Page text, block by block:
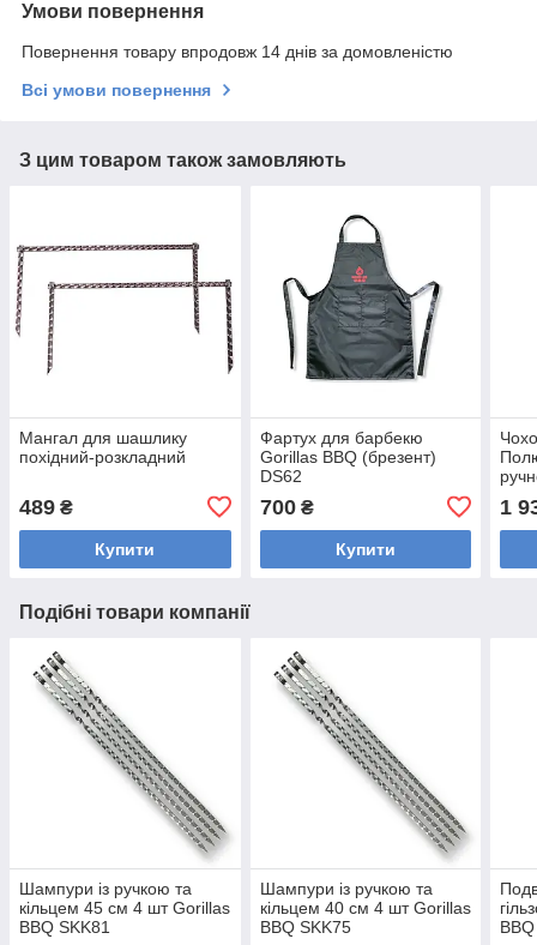
Умови повернення
Повернення товару впродовж 14 днів за домовленістю
Всі умови повернення
З цим товаром також замовляють
Мангал для шашлику
похідний-розкладний
489 ₴
Купити
Фартух для барбекю
Gorillas BBQ (брезент)
DS62
700₴
Купити
1
Подібні товари компанії
Шампури із ручкою та
кільцем 45 см 4 шт Gorillas
BBQ SKK81
Шампури із ручкою та
кільцем 40 см 4 шт Gorillas
BBQ SKK75